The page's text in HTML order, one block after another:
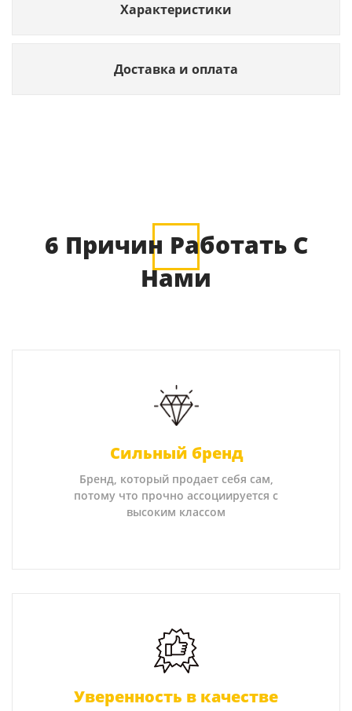
Характеристики
Доставка и оплата
6 Причин Работать С
Нами
Сильный бренд
Бренд, который продает себя сам,
потому что прочно ассоциируется с
высоким классом
Уверенность в качестве